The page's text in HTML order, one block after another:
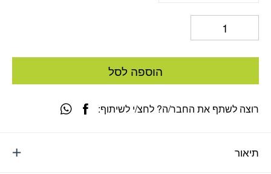
הוספה לסל
תיאור
רוצה לשתף את החבר/ה? לחצ/י לשיתוף: